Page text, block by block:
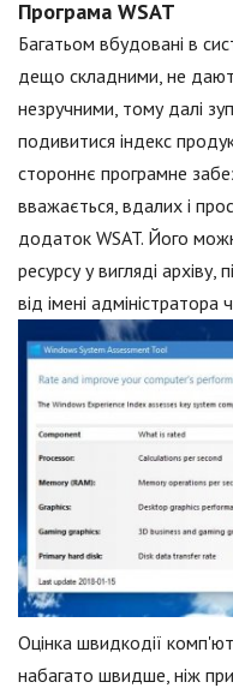
Програма WSAT
Багатьом вбудовані в
дещо складними, не
незручними, тому далі
подивитися індекс
стороннє програмне
вважається, вдалих і
додаток WSAT. Його
ресурсу у вигляді архіву,
від імені
Оцінка швидкодії
набагато швидше, ніж